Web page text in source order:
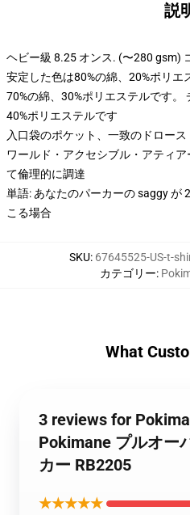
説
ヘビー級 8.25 オンス. (〜280 gsm)
安定した色は80%の綿、20%ポリエ
70%の綿、30%ポリエステルです。
40%ポリエステルです
入口袋のポケット、一致のドロー
ワールド・アクセシブル・アティ
て倫理的に調達
単語: あなたのパーカーの saggy が
こる場合
SKU: 67645525-US-t-
カテゴリー:
What
3 reviews for
Pokimane プルオー
カー RB2205
★★★★★